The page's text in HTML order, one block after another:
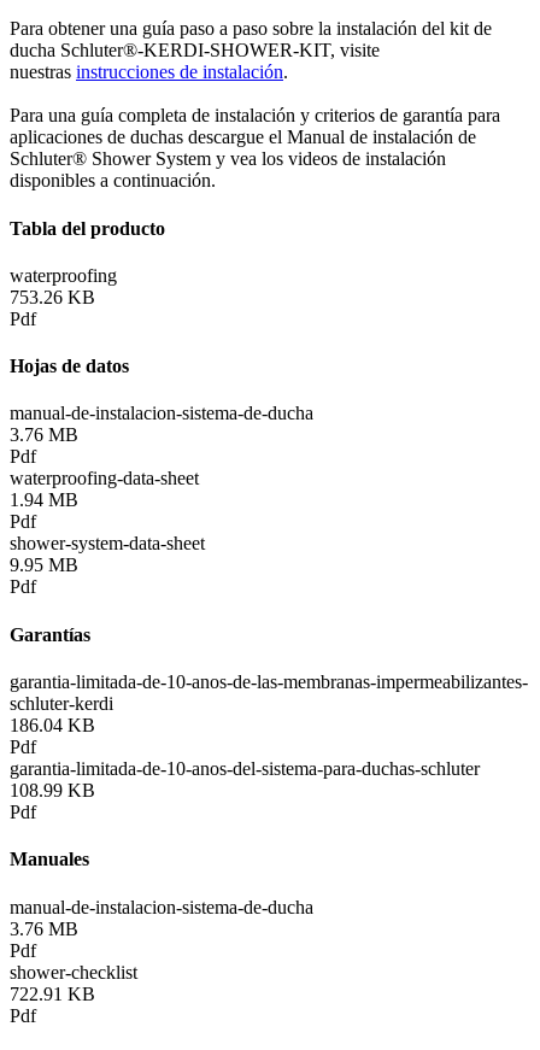
Para obtener una guía paso a paso sobre la instalación del kit de
ducha Schluter®-KERDI-SHOWER-KIT, visite
nuestras instrucciones de instalación.
Para una guía completa de instalación y criterios de garantía para
aplicaciones de duchas descargue el Manual de instalación de
Schluter® Shower System y vea los videos de instalación
disponibles a continuación.
Tabla del producto
waterproofing
753.26 KB
Pdf
Hojas de datos
manual-de-instalacion-sistema-de-ducha
3.76 MB
Pdf
waterproofing-data-sheet
1.94 MB
Pdf
shower-system-data-sheet
9.95 MB
Pdf
Garantías
garantia-limitada-de-10-anos-de-las-membranas-impermeabilizantes-
schluter-kerdi
186.04 KB
Pdf
garantia-limitada-de-10-anos-del-sistema-para-duchas-schluter
108.99 KB
Pdf
Manuales
manual-de-instalacion-sistema-de-ducha
3.76 MB
Pdf
shower-checklist
722.91 KB
Pdf